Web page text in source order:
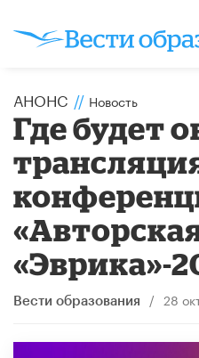
АНОНС // Новость
Где будет
«Эврика»-
Вести образования / 28